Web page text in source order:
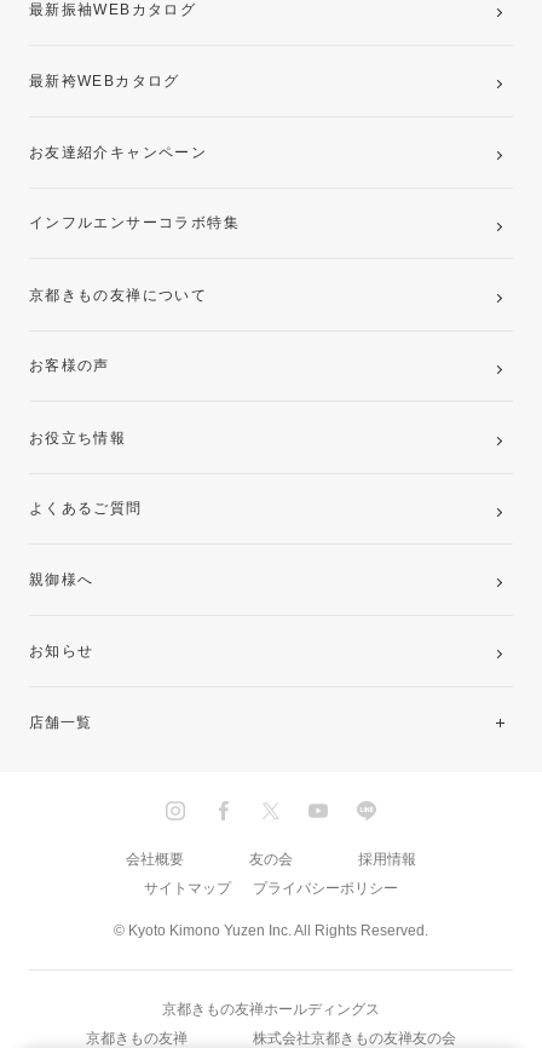
最新振袖WEBカタログ
最新袴WEBカタログ
お友達紹介キャンペーン
インフルエンサーコラボ特集
京都きもの友禅について
お客様の声
お役立ち情報
よくあるご質問
親御様へ
お知らせ
店舗一覧
© Kyoto Kimono Yuzen Inc. All Rights Reserved.
会社概要 友の会
採用情報
サイトマップ
プライバシーポリシー
京都きもの友禅ホールディングス
京都きもの友禅
株式会社京都きもの友禅友の会